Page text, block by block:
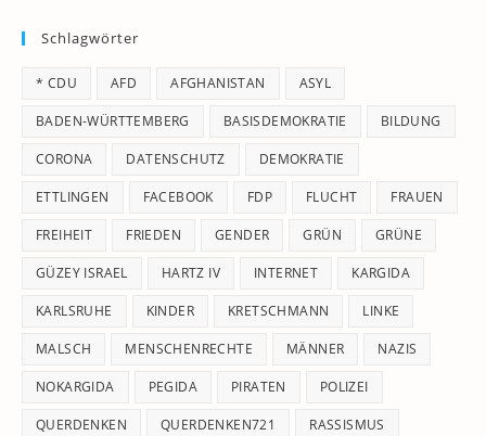
Schlagwörter
* CDU AFD AFGHANISTAN ASYL
BADEN-WÜRTTEMBERG BASISDEMOKRATIE BILDUNG
CORONA DATENSCHUTZ DEMOKRATIE
ETTLINGEN FACEBOOK FDP FLUCHT FRAUEN
FREIHEIT FRIEDEN GENDER GRÜN GRÜNE
GÜZEY ISRAEL HARTZ IV INTERNET KARGIDA
KARLSRUHE KINDER KRETSCHMANN LINKE
MALSCH MENSCHENRECHTE MÄNNER NAZIS
NOKARGIDA PEGIDA PIRATEN POLIZEI
QUERDENKEN QUERDENKEN721 RASSISMUS